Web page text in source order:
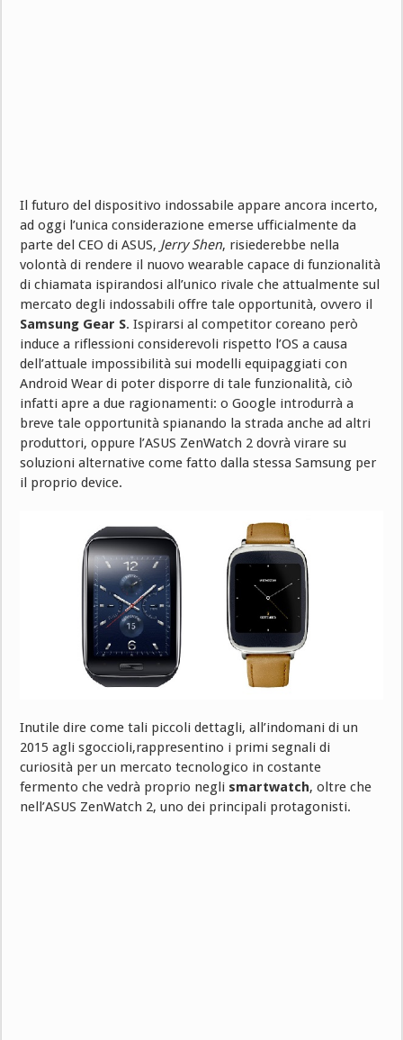
Il futuro del dispositivo indossabile appare ancora incerto,
ad oggi l’unica considerazione emerse ufficialmente da
parte del CEO di ASUS, Jerry Shen, risiederebbe nella
volontà di rendere il nuovo wearable capace di funzionalità
di chiamata ispirandosi all’unico rivale che attualmente sul
mercato degli indossabili offre tale opportunità, ovvero il
Samsung Gear S. Ispirarsi al competitor coreano però
induce a riflessioni considerevoli rispetto l’OS a causa
dell’attuale impossibilità sui modelli equipaggiati con
Android Wear di poter disporre di tale funzionalità, ciò
infatti apre a due ragionamenti: o Google introdurrà a
breve tale opportunità spianando la strada anche ad altri
produttori, oppure l’ASUS ZenWatch 2 dovrà virare su
soluzioni alternative come fatto dalla stessa Samsung per
il proprio device.
Inutile dire come tali piccoli dettagli, all’indomani di un
2015 agli sgoccioli,rappresentino i primi segnali di
curiosità per un mercato tecnologico in costante
fermento che vedrà proprio negli smartwatch, oltre che
nell’ASUS ZenWatch 2, uno dei principali protagonisti.